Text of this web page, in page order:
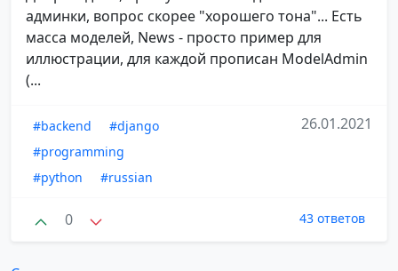
админки, вопрос скорее "хорошего тона"... Есть
масса моделей, News - просто пример для
иллюстрации, для каждой прописан ModelAdmin
(...
#backend
#django
#programming
#python
#russian
26.01.2021
0 43 ответов